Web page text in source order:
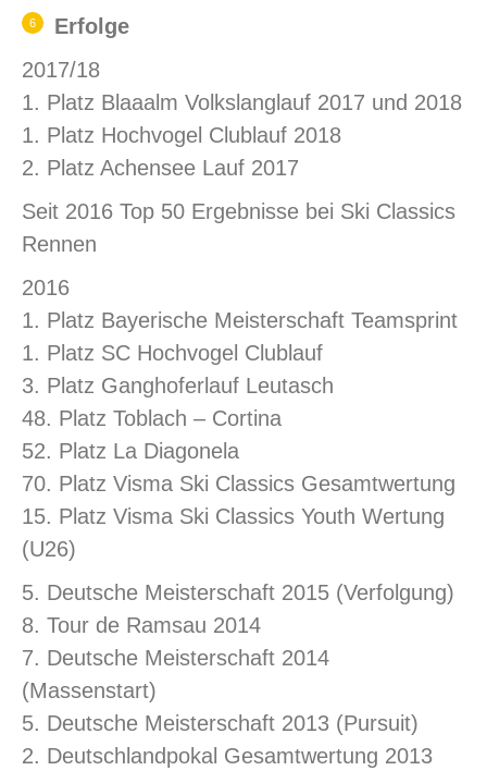
Erfolge
2017/18
1. Platz Blaaalm Volkslanglauf 2017 und 2018
1. Platz Hochvogel Clublauf 2018
2. Platz Achensee Lauf 2017
Seit 2016 Top 50 Ergebnisse bei Ski Classics
Rennen
2016
1. Platz Bayerische Meisterschaft Teamsprint
1. Platz SC Hochvogel Clublauf
3. Platz Ganghoferlauf Leutasch
48. Platz Toblach – Cortina
52. Platz La Diagonela
70. Platz Visma Ski Classics Gesamtwertung
15. Platz Visma Ski Classics Youth Wertung
(U26)
5. Deutsche Meisterschaft 2015 (Verfolgung)
8. Tour de Ramsau 2014
7. Deutsche Meisterschaft 2014
(Massenstart)
5. Deutsche Meisterschaft 2013 (Pursuit)
2. Deutschlandpokal Gesamtwertung 2013